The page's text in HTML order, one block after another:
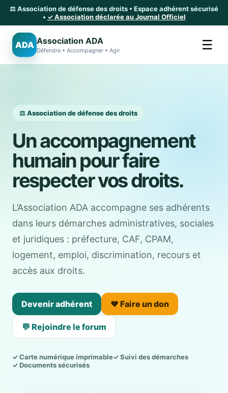
⚖️ Association de défense des droits • Espace adhérent sécurisé
• ✓ Association déclarée au Journal Officiel
ADA Association ADA
Défendre • Accompagner • Agir ☰
⚖️ Association de défense des droits
Un accompagnement
humain pour faire
respecter vos droits.
L’Association ADA accompagne ses adhérents
dans leurs démarches administratives, sociales
et juridiques : préfecture, CAF, CPAM,
logement, emploi, discrimination, recours et
accès aux droits.
Devenir adhérent ❤️ Faire un don
💬 Rejoindre le forum
✓ Carte numérique imprimable✓ Suivi des démarches
✓ Documents sécurisés